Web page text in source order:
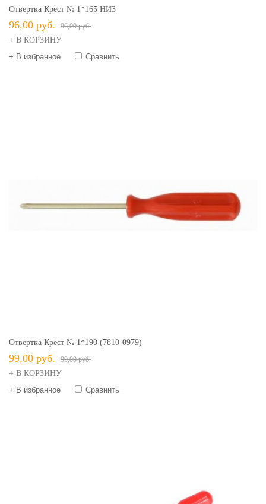
Отвертка Крест № 1*165 НИЗ
96,00 руб. 96,00 руб.
+ В КОРЗИНУ
+ В избранное
Сравнить
Отвертка Крест № 1*190 (7810-0979)
99,00 руб. 99,00 руб.
+ В КОРЗИНУ
+ В избранное
Сравнить